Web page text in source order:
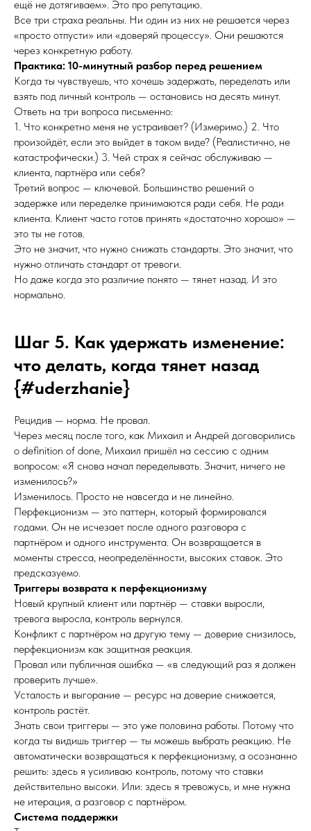
ещё не дотягиваем». Это про репутацию.
Все три страха реальны. Ни один из них не решается через
«просто отпусти» или «доверяй процессу». Они решаются
через конкретную работу.
Практика: 10-минутный разбор перед решением
Когда ты чувствуешь, что хочешь задержать, переделать или
взять под личный контроль — остановись на десять минут.
Ответь на три вопроса письменно:
1. Что конкретно меня не устраивает? (Измеримо.) 2. Что
произойдёт, если это выйдет в таком виде? (Реалистично, не
катастрофически.) 3. Чей страх я сейчас обслуживаю —
клиента, партнёра или себя?
Третий вопрос — ключевой. Большинство решений о
задержке или переделке принимаются ради себя. Не ради
клиента. Клиент часто готов принять «достаточно хорошо» —
это ты не готов.
Это не значит, что нужно снижать стандарты. Это значит, что
нужно отличать стандарт от тревоги.
Но даже когда это различие понято — тянет назад. И это
нормально.
Шаг 5. Как удержать изменение:
что делать, когда тянет назад
{#uderzhanie}
Рецидив — норма. Не провал.
Через месяц после того, как Михаил и Андрей договорились
о definition of done, Михаил пришёл на сессию с одним
вопросом: «Я снова начал переделывать. Значит, ничего не
изменилось?»
Изменилось. Просто не навсегда и не линейно.
Перфекционизм — это паттерн, который формировался
годами. Он не исчезает после одного разговора с
партнёром и одного инструмента. Он возвращается в
моменты стресса, неопределённости, высоких ставок. Это
предсказуемо.
Триггеры возврата к перфекционизму
Новый крупный клиент или партнёр — ставки выросли,
тревога выросла, контроль вернулся.
Конфликт с партнёром на другую тему — доверие снизилось,
перфекционизм как защитная реакция.
Провал или публичная ошибка — «в следующий раз я должен
проверить лучше».
Усталость и выгорание — ресурс на доверие снижается,
контроль растёт.
Знать свои триггеры — это уже половина работы. Потому что
когда ты видишь триггер — ты можешь выбрать реакцию. Не
автоматически возвращаться к перфекционизму, а осознанно
решить: здесь я усиливаю контроль, потому что ставки
действительно высоки. Или: здесь я тревожусь, и мне нужна
не итерация, а разговор с партнёром.
Система поддержки